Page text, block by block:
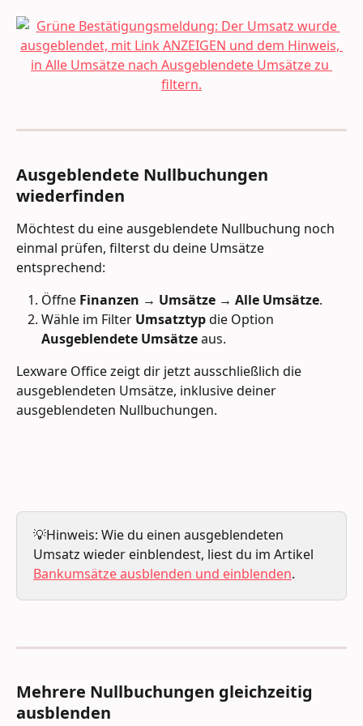
Ausgeblendete Nullbuchungen
wiederfinden
Möchtest du eine ausgeblendete Nullbuchung noch
einmal prüfen, filterst du deine Umsätze
entsprechend:
Öffne Finanzen → Umsätze → Alle Umsätze.
Wähle im Filter Umsatztyp die Option
Ausgeblendete Umsätze aus.
Lexware Office zeigt dir jetzt ausschließlich die
ausgeblendeten Umsätze, inklusive deiner
ausgeblendeten Nullbuchungen.
💡Hinweis: Wie du einen ausgeblendeten
Umsatz wieder einblendest, liest du im Artikel
Bankumsätze ausblenden und einblenden.
Mehrere Nullbuchungen gleichzeitig
ausblenden